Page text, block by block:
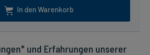
In den Warenkorb
und Erfahrungen unserer